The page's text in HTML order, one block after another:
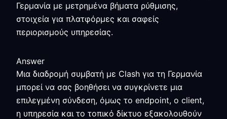
Γερμανία με μετρημένα βήματα ρύθμισης,
στοιχεία για πλατφόρμες και σαφείς
περιορισμούς υπηρεσίας.
Answer
Μια διαδρομή συμβατή με Clash για τη Γερμανία
μπορεί να σας βοηθήσει να συγκρίνετε μια
επιλεγμένη σύνδεση, όμως το endpoint, ο client,
η υπηρεσία και το τοπικό δίκτυο εξακολουθούν